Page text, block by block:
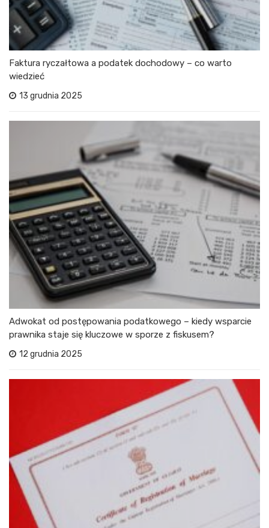
Faktura ryczałtowa a podatek dochodowy – co warto
wiedzieć
13 grudnia 2025
Adwokat od postępowania podatkowego – kiedy wsparcie
prawnika staje się kluczowe w sporze z fiskusem?
12 grudnia 2025